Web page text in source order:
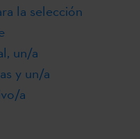
la selección
un/a
y un/a
a